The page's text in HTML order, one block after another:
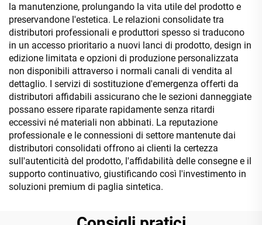
la manutenzione, prolungando la vita utile del prodotto e
preservandone l'estetica. Le relazioni consolidate tra
distributori professionali e produttori spesso si traducono
in un accesso prioritario a nuovi lanci di prodotto, design in
edizione limitata e opzioni di produzione personalizzata
non disponibili attraverso i normali canali di vendita al
dettaglio. I servizi di sostituzione d'emergenza offerti da
distributori affidabili assicurano che le sezioni danneggiate
possano essere riparate rapidamente senza ritardi
eccessivi né materiali non abbinati. La reputazione
professionale e le connessioni di settore mantenute dai
distributori consolidati offrono ai clienti la certezza
sull'autenticità del prodotto, l'affidabilità delle consegne e il
supporto continuativo, giustificando così l'investimento in
soluzioni premium di paglia sintetica.